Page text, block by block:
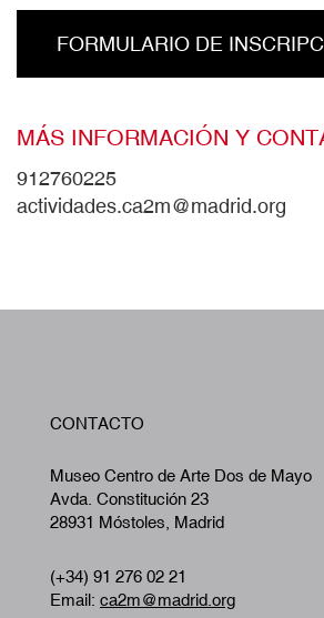
FORMULARIO DE
MÁS INFORMACIÓN Y
912760225
actividades.ca2m@madrid.org
CONTACTO
Museo Centro de Arte Dos de Mayo
Avda. Constitución 23
28931 Móstoles, Madrid
(+34) 91 276 02 21
Email: ca2m@madrid.org